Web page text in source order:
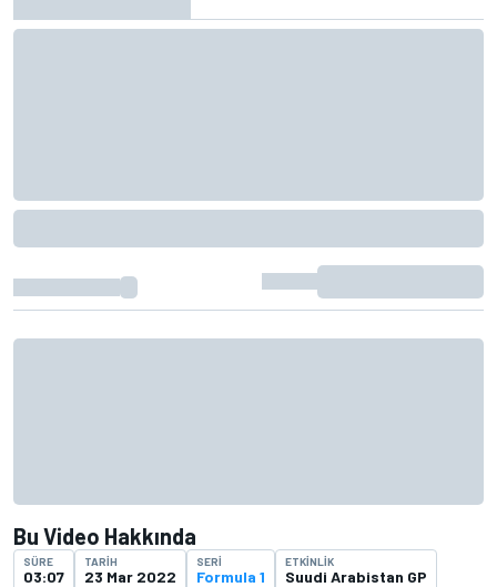
Bu Video Hakkında
SÜRE
03:07
TARIH
23 Mar 2022
SERI
Formula 1
ETKINLIK
Suudi Arabistan GP